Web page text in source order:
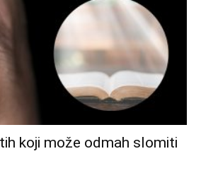
koji može odmah slomiti